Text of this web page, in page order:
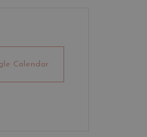
Calendar